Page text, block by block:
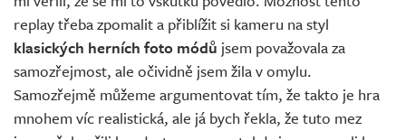
replay třeba zpomalit a přiblížit si kameru na styl
klasických herních foto módů jsem považovala za
samozřejmost, ale očividně jsem žila v omylu.
Samozřejmě můžeme argumentovat tím, že takto je hra
mnohem víc realistická, ale já bych řekla, že tuto mez